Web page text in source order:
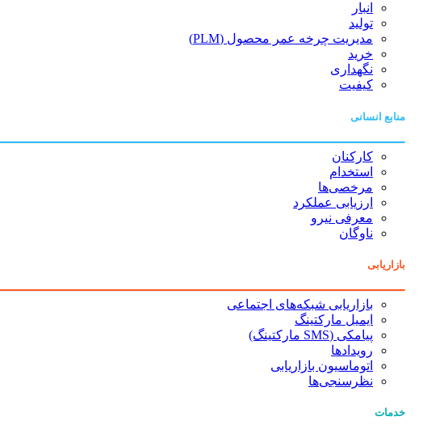
انبار
تولید
مدیریت چرخه عمر محصول (PLM)
خرید
نگهداری
کیفیت
منابع انسانی
کارکنان
استخدام
مرخصی‌ها
ارزیابی عملکرد
معرفی نیرو
ناوگان
بازاریابی
بازاریابی شبکه‌های اجتماعی
ایمیل مارکتینگ
پیامکی (SMS مارکتینگ)
رویدادها
اتوماسیون بازاریابی
نظرسنجی‌ها
خدمات